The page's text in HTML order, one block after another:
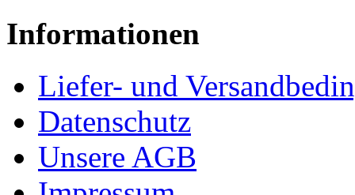
Informationen
Liefer- und
Datenschutz
Unsere AGB